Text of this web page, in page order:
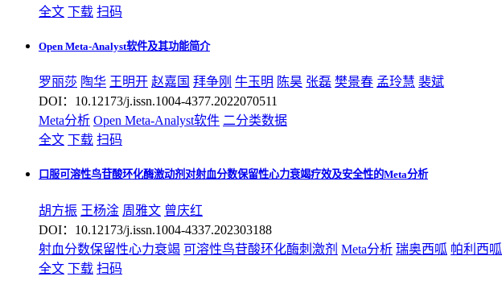
全文 下载 扫码
Open Meta-Analyst软件及其功能简介
罗丽莎 陶华 王明开 赵嘉国 拜争刚 牛玉明 陈昊 张磊 樊景春 孟玲慧 裴斌
DOI：10.12173/j.issn.1004-4377.2022070511
Meta分析 Open Meta-Analyst软件 二分类数据
全文 下载 扫码
口服可溶性鸟苷酸环化酶激动剂对射血分数保留性心力衰竭疗效及安全性的Meta分析
胡方振 王杨淦 周雅文 曾庆红
DOI：10.12173/j.issn.1004-4337.202303188
射血分数保留性心力衰竭 可溶性鸟苷酸环化酶刺激剂 Meta分析 瑞奥西呱 帕利西呱
全文 下载 扫码